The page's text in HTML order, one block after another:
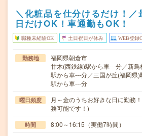
＼化粧品を仕分けるだけ！／
日だけOK！車通勤もOK！
職種未経験OK 土日祝日が休み WEB登録
勤務地
福岡県朝倉市
甘木(西鉄線)駅から車---分／新
駅から車---分／三国が丘(福岡県
駅から車---分
曜日頻度
月～金のうちお好きな日に勤務
務可能です！)
時間 8:00～16:15（実働7時間）